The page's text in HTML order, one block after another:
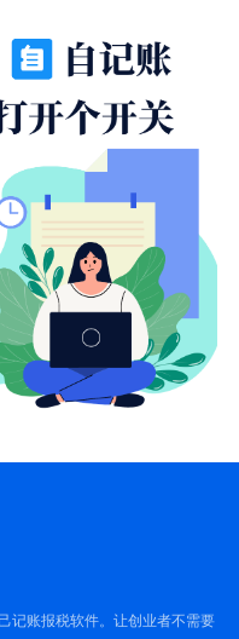
记账报税软件。让创业者不需要